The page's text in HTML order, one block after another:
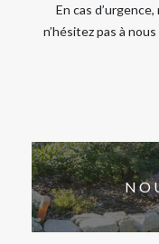
En cas
n’hésitez pas à